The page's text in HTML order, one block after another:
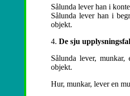
Sålunda lever han i
Sålunda lever han i
objekt.
4. De sju
Sålunda lever,
objekt.
Hur, munkar, lever en